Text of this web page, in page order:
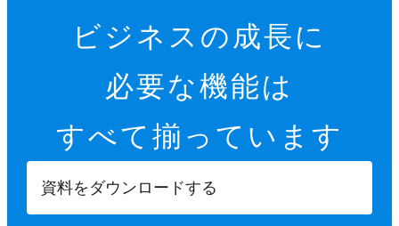
ビジネスの成長に
必要な機能は
すべて揃っています
資料をダウンロードする